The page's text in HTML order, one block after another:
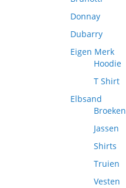
Donnay
Dubarry
Eigen Merk
Hoodie
T Shirt
Elbsand
Broeken
Jassen
Shirts
Truien
Vesten